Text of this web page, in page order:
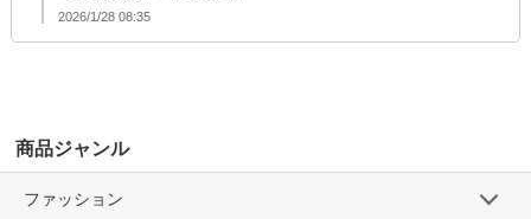
2026/1/28 08:35
商品ジャンル
ファッション